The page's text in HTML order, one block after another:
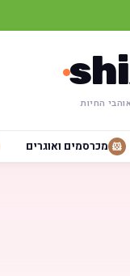
החיות
🐹 מכרסמים ואוגרים